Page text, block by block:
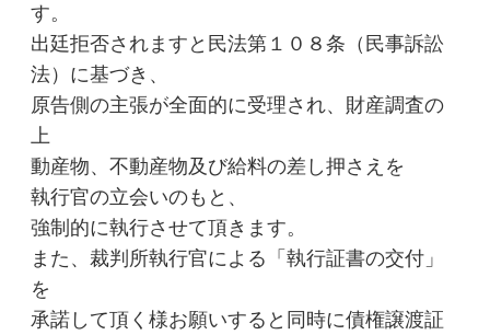
す。
出廷拒否されますと民法第１０８条（民事訴訟
法）に基づき、
原告側の主張が全面的に受理され、財産調査の
上
動産物、不動産物及び給料の差し押さえを
執行官の立会いのもと、
強制的に執行させて頂きます。
また、裁判所執行官による「執行証書の交付」
を
承諾して頂く様お願いすると同時に債権譲渡証